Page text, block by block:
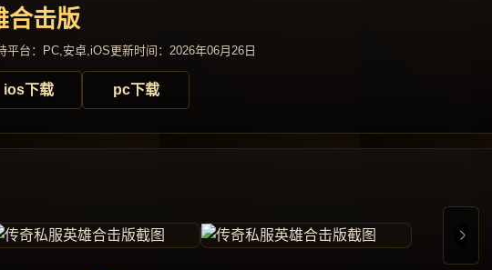
合击版
平台：PC,安卓,iOS更新时间：2026年06月26日
ios下载 pc下载